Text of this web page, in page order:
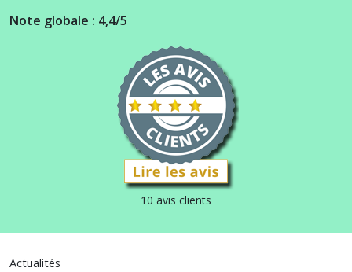
Note globale : 4,4/5
10 avis clients
Actualités